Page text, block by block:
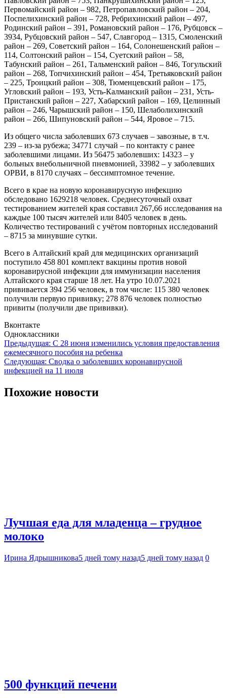
Первомайский район – 982, Петропавловский район – 204,
Поспелихинский район – 728, Ребрихинский район – 497,
Родинский район – 391, Романовский район – 176, Рубцовск –
3934, Рубцовский район – 547, Славгород – 1315, Смоленский
район – 269, Советский район – 164, Солонешенский район –
114, Солтонский район – 154, Суетский район – 58,
Табунский район – 261, Тальменский район – 846, Тогульский
район – 268, Топчихинский район – 454, Третьяковский район
– 225, Троицкий район – 308, Тюменцевский район – 175,
Угловский район – 193, Усть-Калманский район – 231, Усть-
Пристанский район – 227, Хабарский район – 169, Целинный
район – 246, Чарышский район – 150, Шелаболихинский
район – 266, Шипуновский район – 544, Яровое – 715.
Из общего числа заболевших 673 случаев – завозные, в т.ч.
239 – из-за рубежа; 34771 случай – по контакту с ранее
заболевшими лицами. Из 56475 заболевших: 14323 – у
больных внебольничной пневмонией, 33982 – у заболевших
ОРВИ, в 8170 случаях – бессимптомное течение.
Всего в крае на новую коронавирусную инфекцию
обследовано 1629218 человек. Среднесуточный охват
тестированием жителей края составил 267,66 исследования на
каждые 100 тысяч жителей или 8405 человек в день.
Количество тестирований с учётом повторных исследований
– 8715 за минувшие сутки.
Всего в Алтайский край для медицинских организаций
поступило 458 801 комплект вакцины против новой
коронавирусной инфекции для иммунизации населения
Алтайского края старше 18 лет. На утро 10.07.2021
прививается 394 256 человек, в том числе: 115 380 человек
получили первую прививку; 278 876 человек полностью
привиты (получили две прививки).
Вконтакте
Одноклассники
Навигация
по
записям
Предыдущая: С 28 июня изменились условия предоставления
ежемесячного пособия на ребенка
Следующая: Сводка о заболевших коронавирусной
инфекцией на 11 июля
Похожие новости
Лучшая еда для младенца – грудное
молоко
Ирина Ядрышникова5 дней тому назад5 дней тому назад 0
500 функций печени